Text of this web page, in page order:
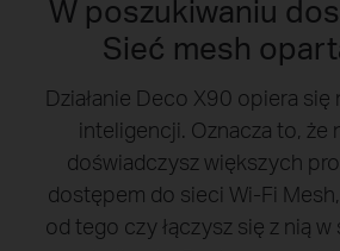
W poszukiwaniu
Sieć mesh
Działanie Deco X90 opiera się
inteligencji. Oznacza to, że
doświadczysz większych
dostępem do sieci Wi-Fi
od tego czy łączysz się z nią